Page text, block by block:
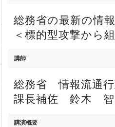
総務省の最新の情
＜標的型攻撃から
講師
総務省 情報流通
課長補佐 鈴木
講演概要